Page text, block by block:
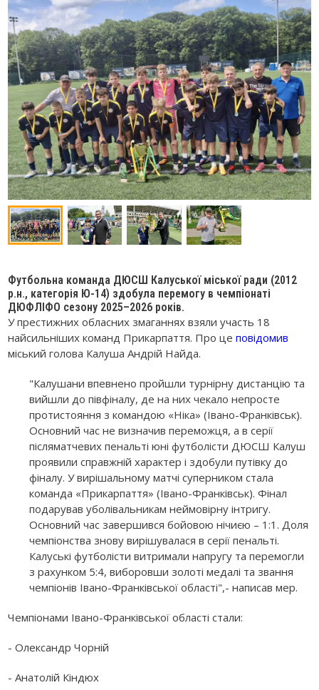
Футбольна команда ДЮСШ Калуської міської ради (2012
р.н., категорія Ю-14) здобула перемогу в чемпіонаті
ДЮФЛІФО сезону 2025–2026 років.
У престижних обласних змаганнях взяли участь 18
найсильніших команд Прикарпаття. Про цеповідомив
міський голова Калуша Андрій Найда.
"Калушани впевнено пройшли турнірну дистанцію та
вийшли до півфіналу, де на них чекало непросте
протистояння з командою «Ніка» (Івано-Франківськ).
Основний час не визначив переможця, а в серії
післяматчевих пенальті юні футболісти ДЮСШ Калуш
проявили справжній характер і здобули путівку до
фіналу. У вирішальному матчі суперником стала
команда «Прикарпаття» (Івано-Франківськ). Фінал
подарував уболівальникам неймовірну інтригу.
Основний час завершився бойовою нічиєю – 1:1. Доля
чемпіонства знову вирішувалася в серії пенальті.
Калуські футболісти витримали напругу та перемогли
з рахунком 5:4, виборовши золоті медалі та звання
чемпіонів Івано-Франківської області",- написав мер.
Чемпіонами Івано-Франківської області стали:
- Олександр Чорній
- Анатолій Кіндюх